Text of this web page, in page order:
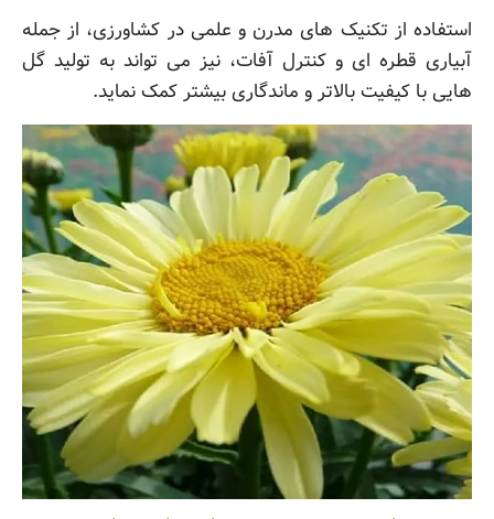
استفاده از تکنیک های مدرن و علمی در کشاورزی، از جمله
آبیاری قطره ای و کنترل آفات، نیز می تواند به تولید گل
هایی با کیفیت بالاتر و ماندگاری بیشتر کمک نماید.